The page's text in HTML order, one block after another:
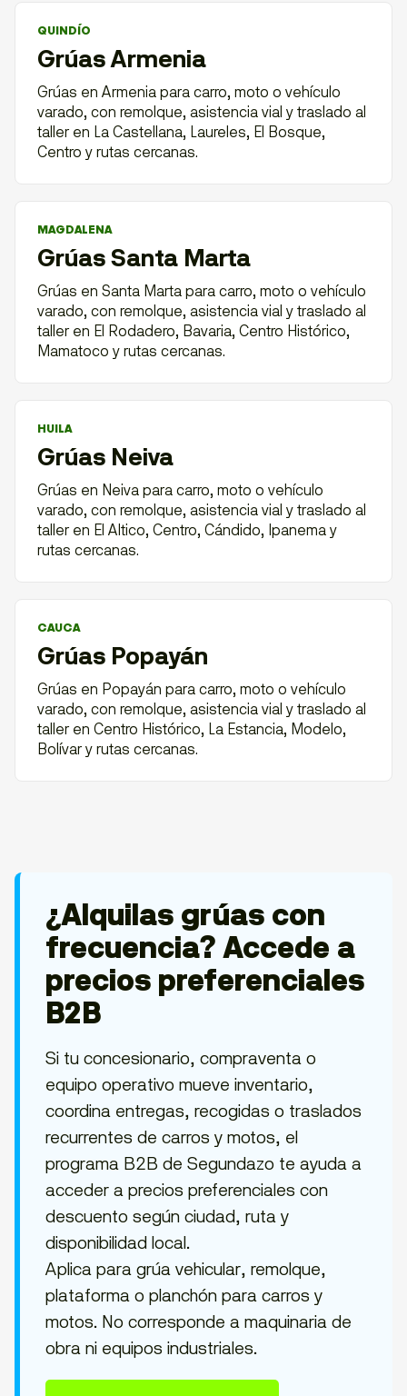
QUINDÍO
Grúas Armenia
Grúas en Armenia para carro, moto o vehículo
varado, con remolque, asistencia vial y traslado al
taller en La Castellana, Laureles, El Bosque,
Centro y rutas cercanas.
MAGDALENA
Grúas Santa Marta
Grúas en Santa Marta para carro, moto o vehículo
varado, con remolque, asistencia vial y traslado al
taller en El Rodadero, Bavaria, Centro Histórico,
Mamatoco y rutas cercanas.
HUILA
Grúas Neiva
Grúas en Neiva para carro, moto o vehículo
varado, con remolque, asistencia vial y traslado al
taller en El Altico, Centro, Cándido, Ipanema y
rutas cercanas.
CAUCA
Grúas Popayán
Grúas en Popayán para carro, moto o vehículo
varado, con remolque, asistencia vial y traslado al
taller en Centro Histórico, La Estancia, Modelo,
Bolívar y rutas cercanas.
¿Alquilas grúas con
frecuencia? Accede a
precios preferenciales
B2B
Si tu concesionario, compraventa o
equipo operativo mueve inventario,
coordina entregas, recogidas o traslados
recurrentes de carros y motos, el
programa B2B de Segundazo te ayuda a
acceder a precios preferenciales con
descuento según ciudad, ruta y
disponibilidad local.
Aplica para grúa vehicular, remolque,
plataforma o planchón para carros y
motos. No corresponde a maquinaria de
obra ni equipos industriales.